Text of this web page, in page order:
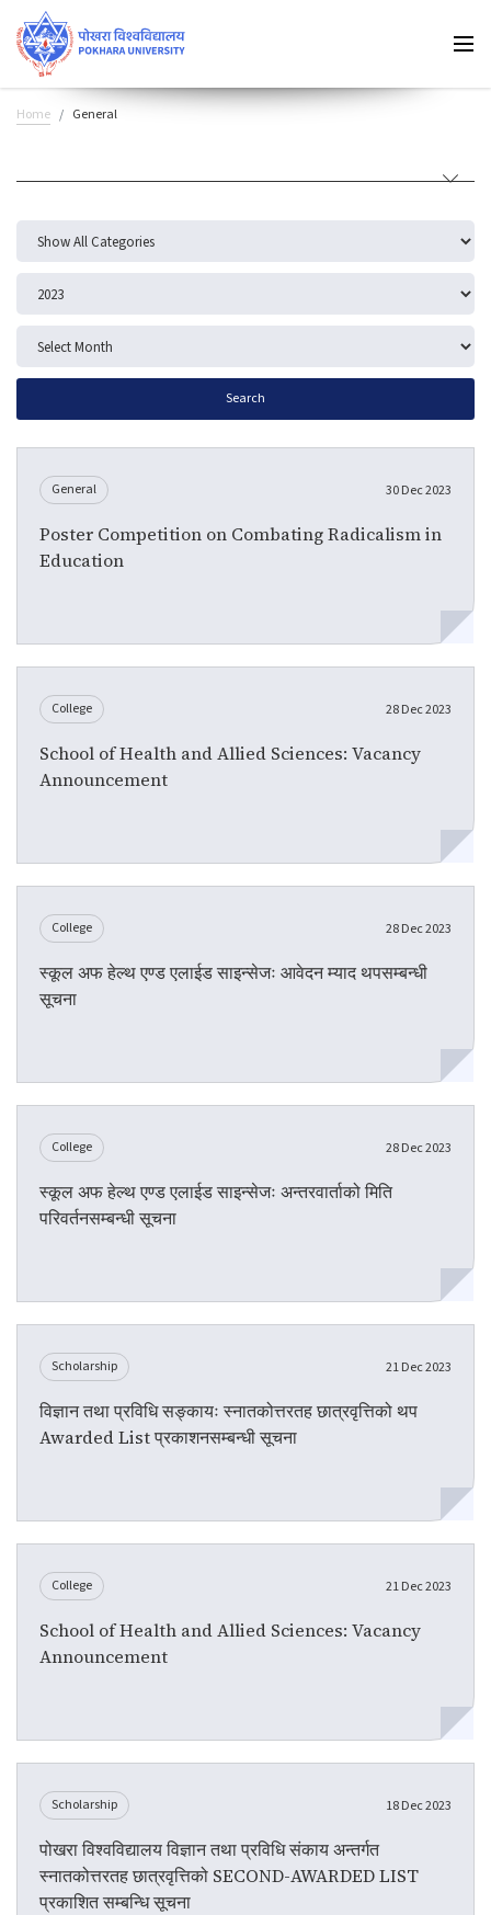
Home General
Search
General 30 Dec 2023
Poster Competition on Combating Radicalism in
Education
College 28 Dec 2023
School of Health and Allied Sciences: Vacancy
Announcement
College 28 Dec 2023
स्कूल अफ हेल्थ एण्ड एलाईड साइन्सेजः आवेदन म्याद थपसम्बन्धी
सूचना
College 28 Dec 2023
स्कूल अफ हेल्थ एण्ड एलाईड साइन्सेजः अन्तरवार्ताको मिति
परिवर्तनसम्बन्धी सूचना
Scholarship 21 Dec 2023
विज्ञान तथा प्रविधि सङ्कायः स्नातकोत्तरतह छात्रवृत्तिको थप
Awarded List प्रकाशनसम्बन्धी सूचना
College 21 Dec 2023
School of Health and Allied Sciences: Vacancy
Announcement
Scholarship 18 Dec 2023
पोखरा विश्वविद्यालय विज्ञान तथा प्रविधि संकाय अन्तर्गत
स्नातकोत्तरतह छात्रवृत्तिको SECOND-AWARDED LIST
प्रकाशित सम्बन्धि सूचना